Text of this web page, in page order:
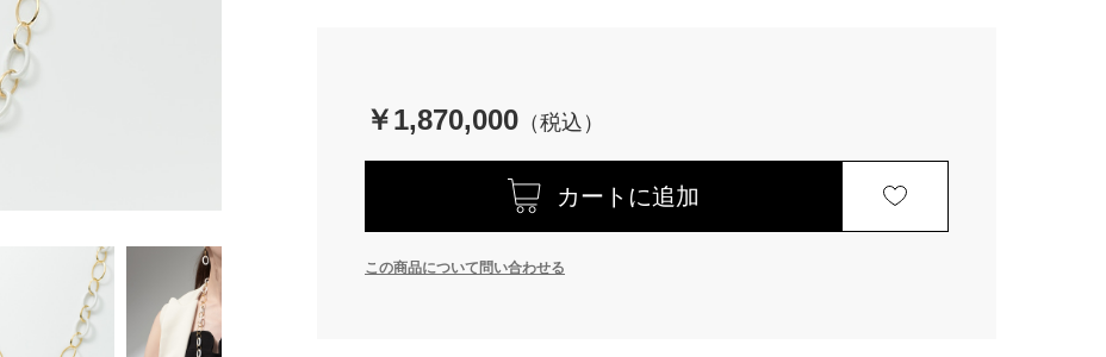
￥1,870,000
カートに追加
この商品について問い合わせる